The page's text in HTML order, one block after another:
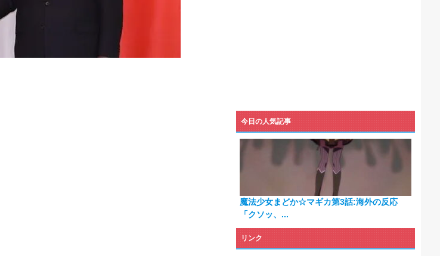
今日の人気記事
魔法少女まどか☆マギカ第3話:海外の反応
「クソッ、...
リンク